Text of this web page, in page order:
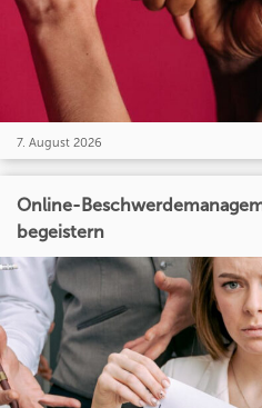
7. August 2026
Online-
begeistern